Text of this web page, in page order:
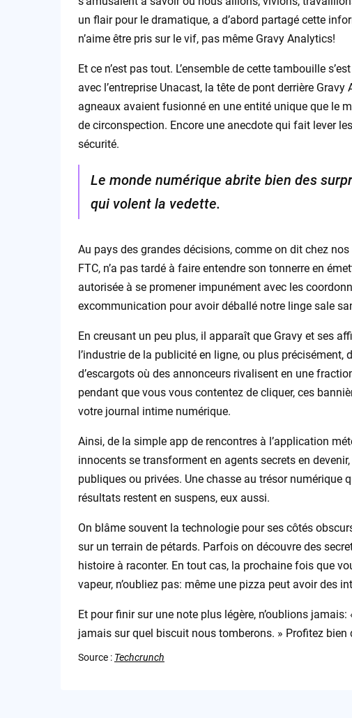
un flair pour le dramatique, a d’abord partagé cette
n’aime être pris sur le vif, pas même Gravy Analytics!
Et ce n’est pas tout. L’ensemble de cette tambouille
avec l’entreprise Unacast, la tête de pont derrière
agneaux avaient fusionné en une entité unique que le
de circonspection. Encore une anecdote qui fait lever
sécurité.
Le monde numérique abrite bien des
qui volent la vedette.
Au pays des grandes décisions, comme on dit chez
FTC, n’a pas tardé à faire entendre son tonnerre en
autorisée à se promener impunément avec les
excommunication pour avoir déballé notre linge sale
En creusant un peu plus, il apparaît que Gravy et ses
l’industrie de la publicité en ligne, ou plus
d’escargots où des annonceurs rivalisent en une
pendant que vous vous contentez de cliquer, ces
votre journal intime numérique.
Ainsi, de la simple app de rencontres à l’application
innocents se transforment en agents secrets en
publiques ou privées. Une chasse au trésor numérique
résultats restent en suspens, eux aussi.
On blâme souvent la technologie pour ses côtés
sur un terrain de pétards. Parfois on découvre des
histoire à raconter. En tout cas, la prochaine fois que
vapeur, n’oubliez pas: même une pizza peut avoir des
Et pour finir sur une note plus légère, n’oublions
jamais sur quel biscuit nous tomberons. » Profitez
Source : Techcrunch